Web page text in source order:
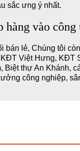
sắc ưng ý nhất.
hàng vào
bán lẻ, Chúng tôi
KĐT Việt Hưng, KĐT
Biệt thự An Khánh,
công nghiệp,